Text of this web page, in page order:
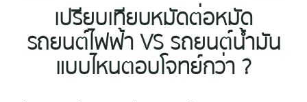
เปรียบเทียบหมัดต่อหมัด
รถยนต์ไฟฟ้า VS รถยนต์น้ำมัน
แบบไหนตอบโจทย์กว่า ?